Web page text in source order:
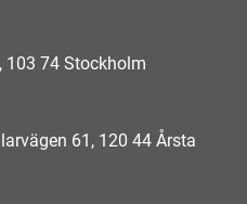
103 74 Stockholm
61, 120 44 Årsta